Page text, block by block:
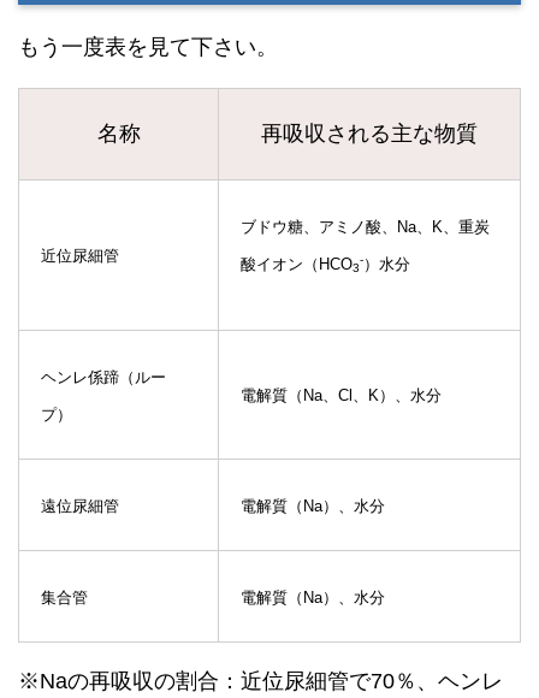
もう一度表を見て下さい。
名称 再吸収される主な物質
近位尿細管
ブドウ糖、アミノ酸、Na、K、重炭
酸イオン（HCO3
-）水分
ヘンレ係蹄（ルー
プ）
電解質（Na、Cl、K）、水分
遠位尿細管 電解質（Na）、水分
集合管 電解質（Na）、水分
※Naの再吸収の割合：近位尿細管で70％、ヘンレ